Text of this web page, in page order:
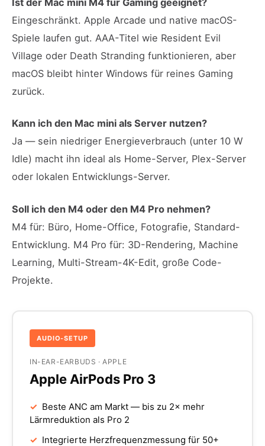
Eingeschränkt. Apple Arcade und native macOS-
Spiele laufen gut. AAA-Titel wie Resident Evil
Village oder Death Stranding funktionieren, aber
macOS bleibt hinter Windows für reines Gaming
zurück.
Kann ich den Mac mini als Server nutzen?
Ja — sein niedriger Energieverbrauch (unter 10 W
Idle) macht ihn ideal als Home-Server, Plex-Server
oder lokalen Entwicklungs-Server.
Soll ich den M4 oder den M4 Pro nehmen?
M4 für: Büro, Home-Office, Fotografie, Standard-
Entwicklung. M4 Pro für: 3D-Rendering, Machine
Learning, Multi-Stream-4K-Edit, große Code-
Projekte.
AUDIO-SETUP
IN-EAR-EARBUDS · APPLE
Apple AirPods Pro 3
✓ Beste ANC am Markt — bis zu 2× mehr
Lärmreduktion als Pro 2
✓ Integrierte Herzfrequenzmessung für 50+